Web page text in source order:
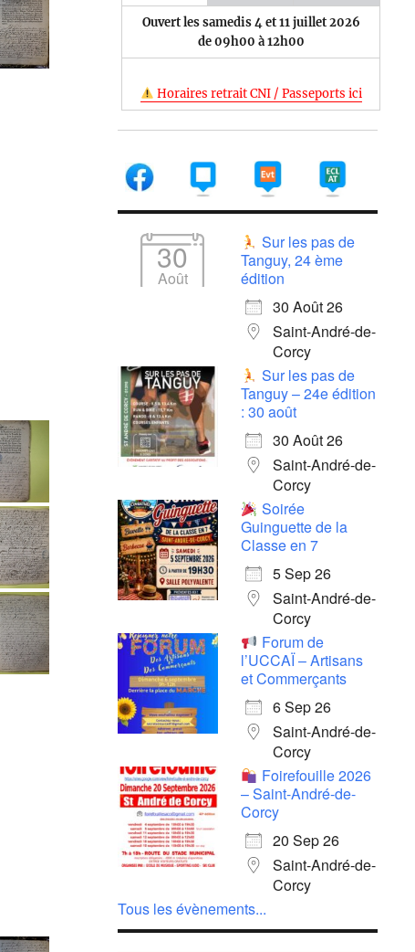
Ouvert les samedis 4 et 11 juillet 2026
de 09h00 à 12h00
Horaires retrait CNI / Passeports ici
30
Août
Sur les pas de
Tanguy, 24 ème
édition
30 Août 26
Saint-André-de-
Corcy
Sur les pas de
Tanguy – 24e édition
: 30 août
30 Août 26
Saint-André-de-
Corcy
Soirée
Guinguette de la
Classe en 7
5 Sep 26
Saint-André-de-
Corcy
Forum de
l’UCCAÏ – Artisans
et Commerçants
6 Sep 26
Saint-André-de-
Corcy
Foirefouille 2026
– Saint-André-de-
Corcy
20 Sep 26
Saint-André-de-
Corcy
Tous les évènements...